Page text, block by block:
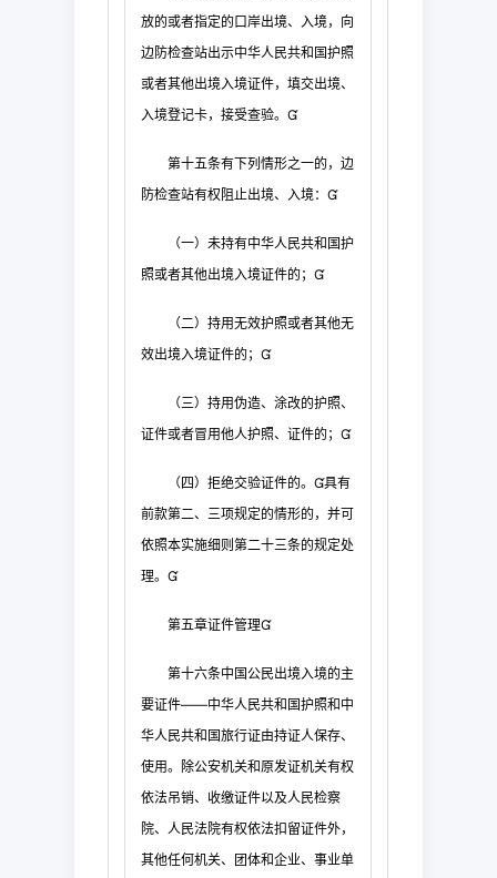
放的或者指定的口岸出境、入境，向
边防检查站出示中华人民共和国护照
或者其他出境入境证件，填交出境、
入境登记卡，接受查验。
第十五条有下列情形之一的，边
防检查站有权阻止出境、入境：
（一）未持有中华人民共和国护
照或者其他出境入境证件的；
（二）持用无效护照或者其他无
效出境入境证件的；
（三）持用伪造、涂改的护照、
证件或者冒用他人护照、证件的；
（四）拒绝交验证件的。具有
前款第二、三项规定的情形的，并可
依照本实施细则第二十三条的规定处
理。
第五章证件管理
第十六条中国公民出境入境的主
要证件——中华人民共和国护照和中
华人民共和国旅行证由持证人保存、
使用。除公安机关和原发证机关有权
依法吊销、收缴证件以及人民检察
院、人民法院有权依法扣留证件外，
其他任何机关、团体和企业、事业单